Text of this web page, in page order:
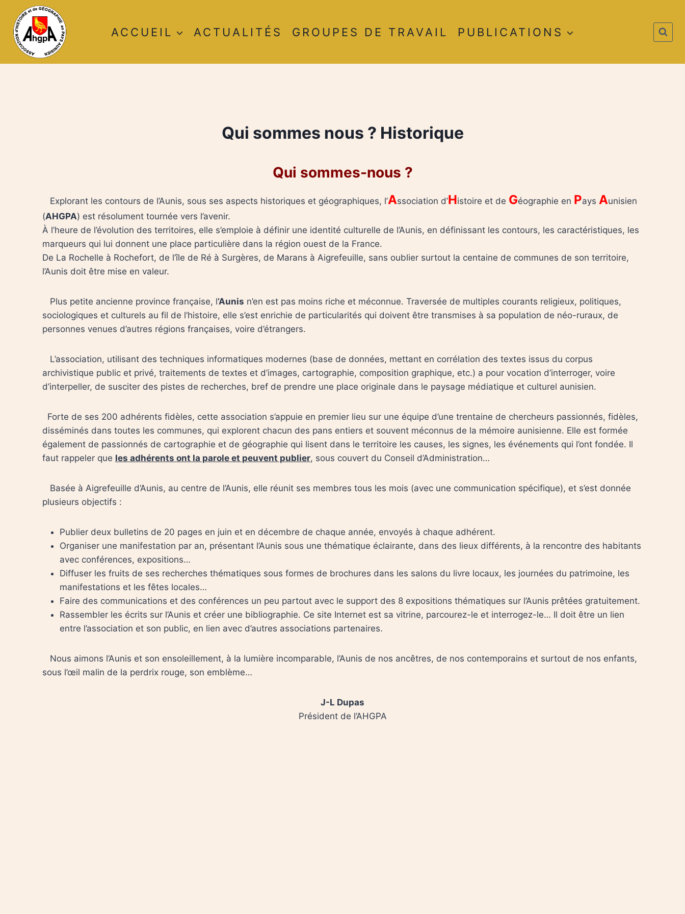
contenu
ACCUEIL ACTUALITÉS GROUPES DE TRAVAIL PUBLICATIONS
Qui sommes nous ? Historique
Qui sommes-nous ?
Explorant les contours de l’Aunis, sous ses aspects historiques et géographiques, l’Association d’Histoire et de Géographie en Pays Aunisien
(AHGPA) est résolument tournée vers l’avenir.
À l’heure de l’évolution des territoires, elle s’emploie à définir une identité culturelle de l’Aunis, en définissant les contours, les caractéristiques, les
marqueurs qui lui donnent une place particulière dans la région ouest de la France.
De La Rochelle à Rochefort, de l’île de Ré à Surgères, de Marans à Aigrefeuille, sans oublier surtout la centaine de communes de son territoire,
l’Aunis doit être mise en valeur.
Plus petite ancienne province française, l’Aunis n’en est pas moins riche et méconnue. Traversée de multiples courants religieux, politiques,
sociologiques et culturels au fil de l’histoire, elle s’est enrichie de particularités qui doivent être transmises à sa population de néo-ruraux, de
personnes venues d’autres régions françaises, voire d’étrangers.
L’association, utilisant des techniques informatiques modernes (base de données, mettant en corrélation des textes issus du corpus
archivistique public et privé, traitements de textes et d’images, cartographie, composition graphique, etc.) a pour vocation d’interroger, voire
d’interpeller, de susciter des pistes de recherches, bref de prendre une place originale dans le paysage médiatique et culturel aunisien.
Forte de ses 200 adhérents fidèles, cette association s’appuie en premier lieu sur une équipe d’une trentaine de chercheurs passionnés, fidèles,
disséminés dans toutes les communes, qui explorent chacun des pans entiers et souvent méconnus de la mémoire aunisienne. Elle est formée
également de passionnés de cartographie et de géographie qui lisent dans le territoire les causes, les signes, les événements qui l’ont fondée. Il
faut rappeler que les adhérents ont la parole et peuvent publier, sous couvert du Conseil d’Administration…
Basée à Aigrefeuille d’Aunis, au centre de l’Aunis, elle réunit ses membres tous les mois (avec une communication spécifique), et s’est donnée
plusieurs objectifs :
Publier deux bulletins de 20 pages en juin et en décembre de chaque année, envoyés à chaque adhérent.
Organiser une manifestation par an, présentant l’Aunis sous une thématique éclairante, dans des lieux différents, à la rencontre des habitants
avec conférences, expositions…
Diffuser les fruits de ses recherches thématiques sous formes de brochures dans les salons du livre locaux, les journées du patrimoine, les
manifestations et les fêtes locales…
Faire des communications et des conférences un peu partout avec le support des 8 expositions thématiques sur l’Aunis prêtées gratuitement.
Rassembler les écrits sur l’Aunis et créer une bibliographie. Ce site Internet est sa vitrine, parcourez-le et interrogez-le… Il doit être un lien
entre l’association et son public, en lien avec d’autres associations partenaires.
Nous aimons l’Aunis et son ensoleillement, à la lumière incomparable, l’Aunis de nos ancêtres, de nos contemporains et surtout de nos enfants,
sous l’œil malin de la perdrix rouge, son emblème…
J-L Dupas
Président de l’AHGPA